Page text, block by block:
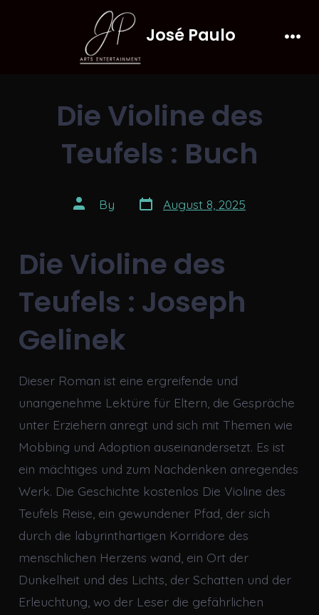
José Paulo
Die Violine des
Teufels : Buch
Post
author
By Post
date
August 8, 2025
Die Violine des
Teufels : Joseph
Gelinek
Dieser Roman ist eine ergreifende und
unangenehme Lektüre für Eltern, die Gespräche
unter Erziehern anregt und sich mit Themen wie
Mobbing und Adoption auseinandersetzt. Es ist
ein mächtiges und zum Nachdenken anregendes
Werk. Die Geschichte kostenlos Die Violine des
Teufels Reise, ein gewundener Pfad, der sich
durch die labyrinthartigen Korridore des
menschlichen Herzens wand, ein Ort der
Dunkelheit und des Lichts, der Schatten und der
Erleuchtung, wo der Leser die gefährlichen